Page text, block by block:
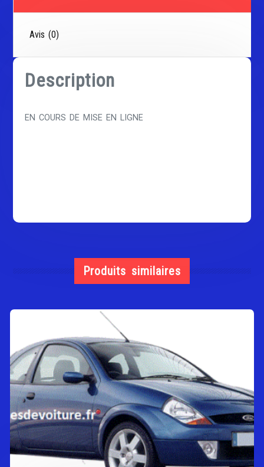
Avis (0)
Description
EN COURS DE MISE EN LIGNE
Produits similaires